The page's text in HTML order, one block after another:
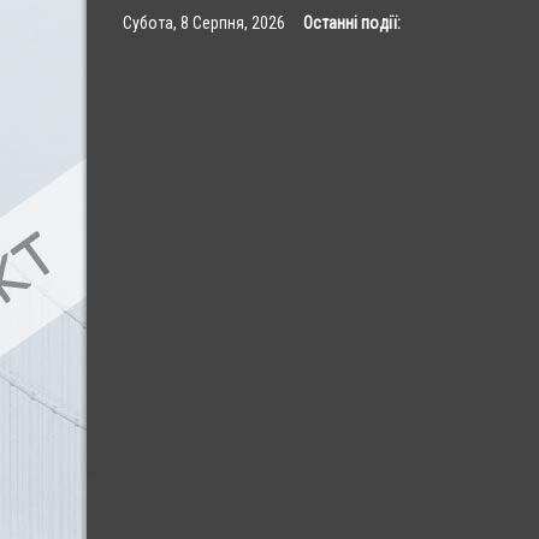
Субота, 8 Серпня, 2026 Останні події: